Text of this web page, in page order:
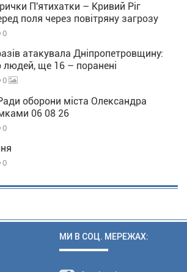
П'ятихатки – Кривий Ріг
поля через повітряну загрозу
0
атакувала Дніпропетровщину:
людей, ще 16 – поранені
0
оборони міста Олександра
06 08 26
0
0
МИ В СОЦ. МЕРЕЖАХ: